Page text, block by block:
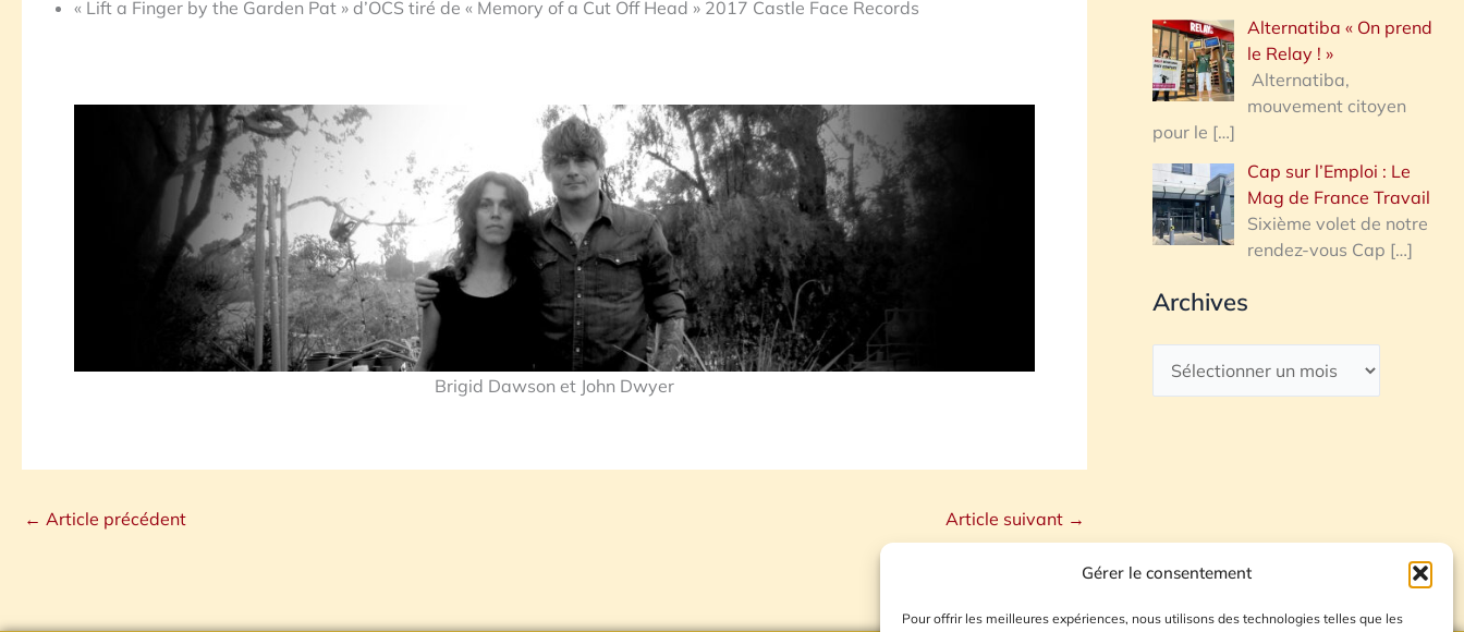
Gérer le consentement
Pour offrir les meilleures expériences, nous utilisons des technologies telles que les
« Lift a Finger by the Garden Pat » d’OCS tiré de « Memory of a Cut Off Head » 2017 Castle Face Records
Brigid Dawson et John Dwyer
← Article précédent Article suivant →
Alternatiba « On prend
le Relay ! »
Alternatiba,
mouvement citoyen
pour le […]
Cap sur l’Emploi : Le
Mag de France Travail
Sixième volet de notre
rendez-vous Cap […]
Archives